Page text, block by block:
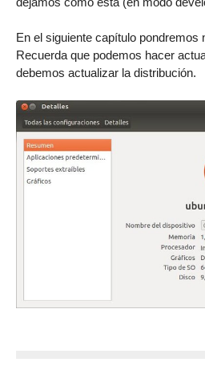
En el siguiente capítulo pondremos
Recuerda que podemos hacer
debemos actualizar la distribución.